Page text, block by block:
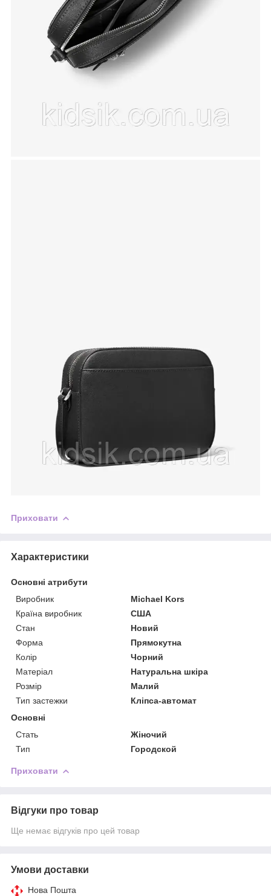
Приховати
Характеристики
Основні атрибути
Виробник
Michael Kors
Країна виробник
США
Стан
Новий
Форма
Прямокутна
Колір
Чорний
Матеріал
Натуральна шкіра
Розмір
Малий
Тип застежки
Кліпса-автомат
Основні
Стать
Жіночий
Тип
Городской
Приховати
Відгуки про товар
Ще немає відгуків про цей товар
Умови доставки
Нова Пошта